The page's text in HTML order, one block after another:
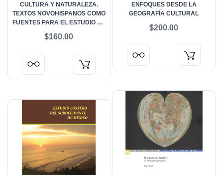
ENFOQUES DESDE LA
GEOGRAFÍA CULTURAL
$200.00
CULTURA Y NATURALEZA.
TEXTOS NOVOHISPANOS COMO
FUENTES PARA EL ESTUDIO DE
SIGLOS XVI-XVIII
$160.00